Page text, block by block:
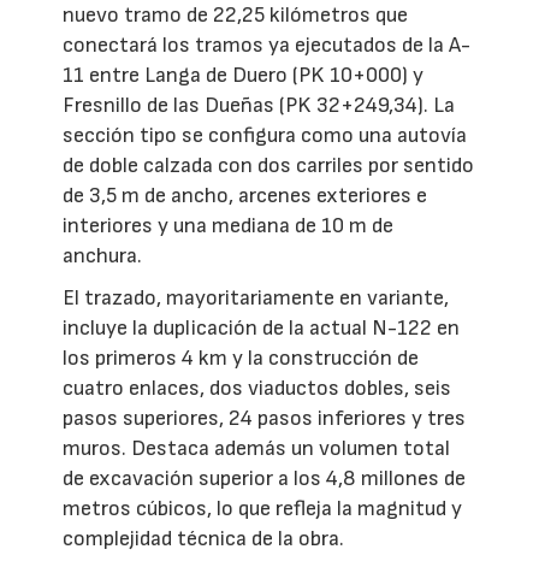
nuevo tramo de 22,25 kilómetros que
conectará los tramos ya ejecutados de la A-
11 entre Langa de Duero (PK 10+000) y
Fresnillo de las Dueñas (PK 32+249,34). La
sección tipo se configura como una autovía
de doble calzada con dos carriles por sentido
de 3,5 m de ancho, arcenes exteriores e
interiores y una mediana de 10 m de
anchura.
El trazado, mayoritariamente en variante,
incluye la duplicación de la actual N-122 en
los primeros 4 km y la construcción de
cuatro enlaces, dos viaductos dobles, seis
pasos superiores, 24 pasos inferiores y tres
muros. Destaca además un volumen total
de excavación superior a los 4,8 millones de
metros cúbicos, lo que refleja la magnitud y
complejidad técnica de la obra.